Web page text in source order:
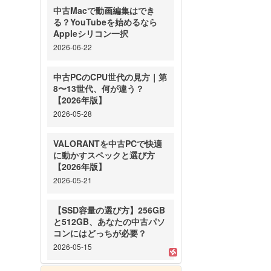
中古Macで動画編集はでき
る？YouTubeを始めるなら
Appleシリコン一択
2026-06-22
中古PCのCPU世代の見方｜第
8〜13世代、何が違う？
【2026年版】
2026-05-28
VALORANTを中古PCで快適
に動かすスペックと選び方
【2026年版】
2026-05-21
【SSD容量の選び方】256GB
と512GB、あなたの中古パソ
コンにはどっちが必要？
2026-05-15